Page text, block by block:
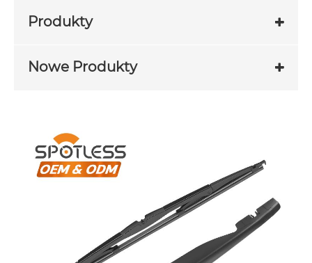
Produkty
Nowe Produkty